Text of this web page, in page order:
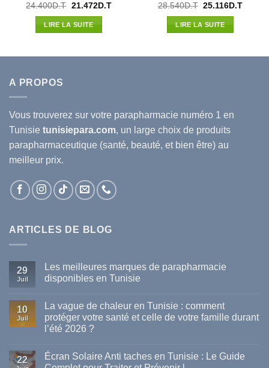
24.400D.T Le
initial
était :
21.472D.TLe
LIRE LA SUITE
28.540D.T Le
initial
était :
25.116 D.TLe
LIRE LA SUITE
A PROPOS
Vous trouverez sur votre parapharmacie numéro 1 en
Tunisie tunisiepara.com, un large choix de produits
parapharmaceutique (santé, beauté, et bien être) au
meilleur prix.
ARTICLES DE BLOG
29
Juil
Les meilleures marques de parapharmacie
disponibles en Tunisie
sur
meilleures
marques
disponibles
en
10
Juil
La vague de chaleur en Tunisie : comment
protéger votre santé et celle de votre famille durant
l’été 2026 ?
sur
La
22
Écran Solaire Anti taches en Tunisie : Le Guide